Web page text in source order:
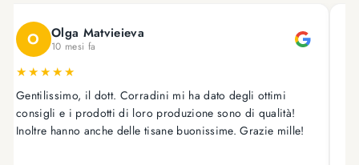
O Olga Matvieieva
10 mesi fa
★★★★★
Gentilissimo, il dott. Corradini mi ha dato degli ottimi
consigli e i prodotti di loro produzione sono di qualità!
Inoltre hanno anche delle tisane buonissime. Grazie mille!